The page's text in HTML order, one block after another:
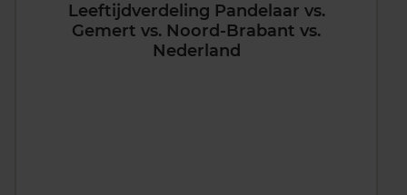
Leeftijdverdeling Pandelaar vs.
Gemert vs. Noord-Brabant vs.
Nederland